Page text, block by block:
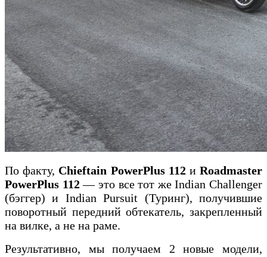
По факту, Chieftain PowerPlus 112 иRoadmaster
PowerPlus 112— это все тот же Indian Challenger
(бэггер) и Indian Pursuit (Туринг), получившие
поворотный передний обтекатель, закрепленный
на вилке, а не на раме.
Результативно, мы получаем 2 новые модели,